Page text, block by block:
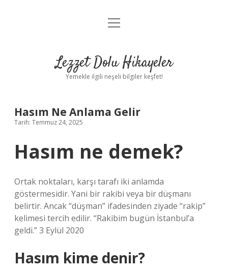
Anasayfa
Yasal Uyarı
menüyü
Lezzet Dolu Hikayeler
Yemekle ilgili neşeli bilgiler keşfet!
Hasım Ne Anlama Gelir
Tarih: Temmuz 24, 2025
Hasım ne demek?
Ortak noktaları, karşı tarafı iki anlamda
göstermesidir. Yani bir rakibi veya bir düşmanı
belirtir. Ancak “düşman” ifadesinden ziyade “rakip”
kelimesi tercih edilir. “Rakibim bugün İstanbul’a
geldi.” 3 Eylül 2020
Hasım kime denir?